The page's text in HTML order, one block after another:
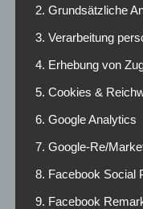
Website
2. Grundsätzliche
3. Verarbeitung
4. Erhebung von
5. Cookies &
6. Google Analytics
7. Google-Re/
8. Facebook Social
9. Facebook